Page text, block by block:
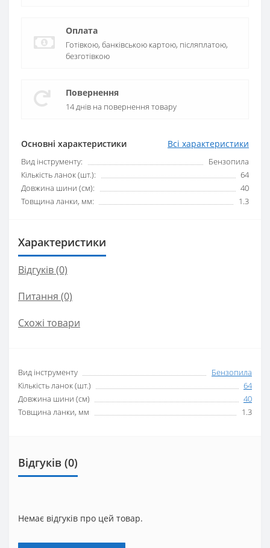
Основні характеристики Всі характеристики
Вид інструменту:
Бензопила
Кількість ланок (шт.):
64
Довжина шини (см):
40
Товщина ланки, мм:
1.3
Оплата
Готівкою, банківською картою, післяплатою,
безготівкою
Повернення
14 днів на повернення товару
Характеристики
Відгуків (0)
Питання (0)
Схожі товари
Вид інструменту
Бензопила
Кількість ланок (шт.)
64
Довжина шини (см)
40
Товщина ланки, мм
1.3
Відгуків (0)
Немає відгуків про цей товар.